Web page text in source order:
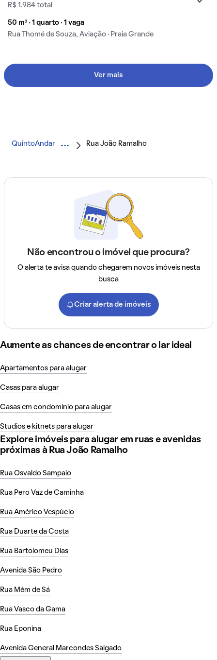
R$ 1.984 total
50 m² · 1 quarto · 1 vaga
Rua Thomé de Souza, Aviação · Praia Grande
Ver mais
QuintoAndar Rua João Ramalho
Não encontrou o imóvel que procura?
O alerta te avisa quando chegarem novos imóveis nesta
busca
Criar alerta de imóveis
Aumente as chances de encontrar o lar ideal
Apartamentos para alugar
Casas para alugar
Casas em condomínio para alugar
Studios e kitnets para alugar
Explore imóveis para alugar em ruas e avenidas
próximas à Rua João Ramalho
Rua Osvaldo Sampaio
Rua Pero Vaz de Caminha
Rua Américo Vespúcio
Rua Duarte da Costa
Rua Bartolomeu Dias
Avenida São Pedro
Rua Mém de Sá
Rua Vasco da Gama
Rua Eponina
Avenida General Marcondes Salgado